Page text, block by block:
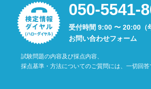
050-5541-
受付時間 9:00 〜 20:00（
お問い合わせフォーム
試験問題の内容及び採点内容、
採点基準・方法についてのご質問には、一切回答